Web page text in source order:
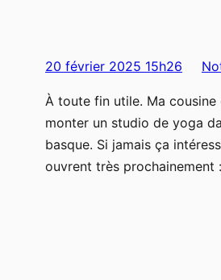
20 février 2025 15h26
À toute fin utile. Ma cousine
monter un studio de yoga
basque. Si jamais ça
ouvrent très prochainement :